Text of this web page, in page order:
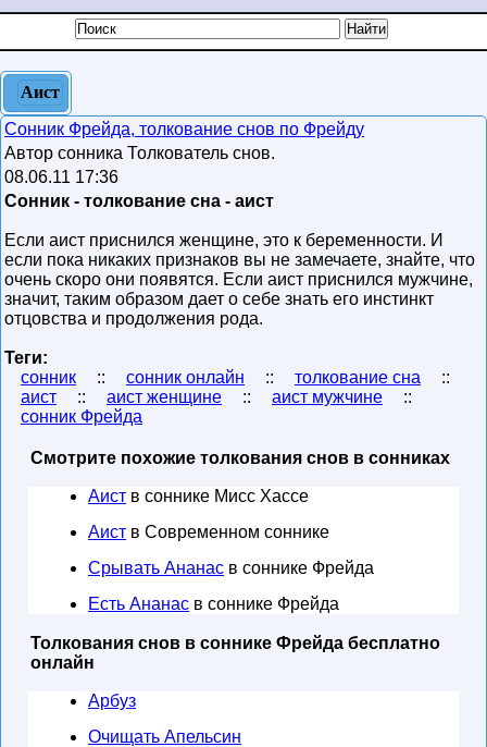
Аист
Сонник Фрейда, толкование снов по Фрейду
Автор сонника Толкователь снов.
08.06.11 17:36
Сонник - толкование сна - аист
Если аист приснился женщине, это к беременности. И
если пока никаких признаков вы не замечаете, знайте, что
очень скоро они появятся. Если аист приснился мужчине,
значит, таким образом дает о себе знать его инстинкт
отцовства и продолжения рода.
Теги:
сонник
:: сонник онлайн :: толкование сна
::
аист
:: аист женщине :: аист мужчине
::
сонник Фрейда
Смотрите похожие толкования снов в сонниках
Аист в соннике Мисс Хассе
Аист в Современном соннике
Срывать Ананас в соннике Фрейда
Есть Ананас в соннике Фрейда
Толкования снов в соннике Фрейда бесплатно
онлайн
Арбуз
Очищать Апельсин